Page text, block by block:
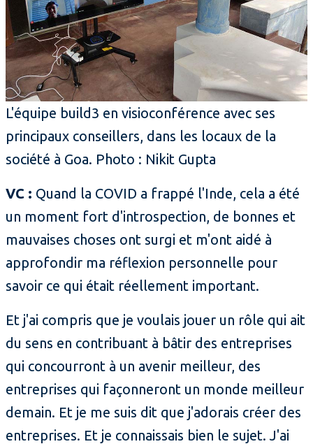
L'équipe build3 en visioconférence avec ses
principaux conseillers, dans les locaux de la
société à Goa. Photo : Nikit Gupta
VC : Quand la COVID a frappé l'Inde, cela a été
un moment fort d'introspection, de bonnes et
mauvaises choses ont surgi et m'ont aidé à
approfondir ma réflexion personnelle pour
savoir ce qui était réellement important.
Et j'ai compris que je voulais jouer un rôle qui ait
du sens en contribuant à bâtir des entreprises
qui concourront à un avenir meilleur, des
entreprises qui façonneront un monde meilleur
demain. Et je me suis dit que j'adorais créer des
entreprises. Et je connaissais bien le sujet. J'ai